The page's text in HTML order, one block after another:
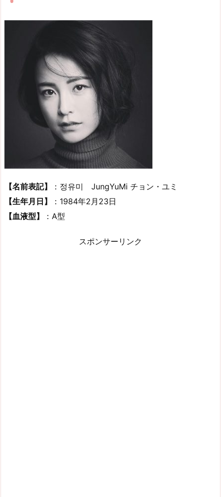
【名前表記】
：정유미 JungYuMi チョン・ユミ
【生年月日】
：1984年2月23日
【血液型】
：A型
スポンサーリンク